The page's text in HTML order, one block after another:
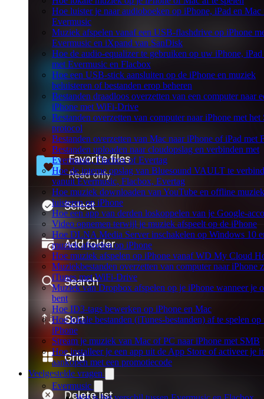
Hoe luister je naar audioboeken op iPhone, iPad en Mac
Evermusic
Muziek afspelen vanaf een USB-flashdrive op iPhone
Evermusic en iXpand van SanDisk
Hoe de audio-equalizer te gebruiken op uw iPhone,
met Evermusic en Flacbox
Hoe een USB-stick aansluiten op de iPhone en muziek
beluisteren of bestanden erop beheren
Bestanden draadloos overzetten van een computer naar
iPhone met WiFi-Drive
Bestanden overzetten van computer naar iPhone met
protocol
Bestanden overzetten van Mac naar iPhone of iPad met
Bestanden uploaden naar cloudopslag en verbinden met
Evermusic, Flacbox of Evertag
Hoe de interne opslag van Bluesound VAULT te
vanuit Evermusic, Flacbox, Evertag
Hoe muziek downloaden van YouTube en offline muziek
luisteren op iPhone
Hoe een app van derden loskoppelen van je Google-
Video opnemen terwijl je muziek afspeelt op de iPhone
Hoe DLNA Media Server inschakelen op Windows 10
muziek afspelen op iPhone
Hoe muziek afspelen op iPhone vanaf WD My Cloud
Muziekbestanden overzetten van computer naar iPhone
iTunes met WiFi-Drive
Muziek van Dropbox afspelen op je iPhone wanneer je
bent
Hoe ID3-tags bewerken op iPhone en Mac
Hoe lokale bestanden (iTunes-bestanden) af te spelen
iPhone
Stream je muziek van Mac of PC naar iPhone met SMB
Hoe installeer je een app uit de App Store of activeer je
aankopen met een promotiecode
Veelgestelde vragen
Evermusic